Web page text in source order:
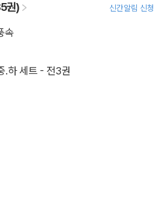
권) 신간알림 신청
속
.하 세트 - 전3권